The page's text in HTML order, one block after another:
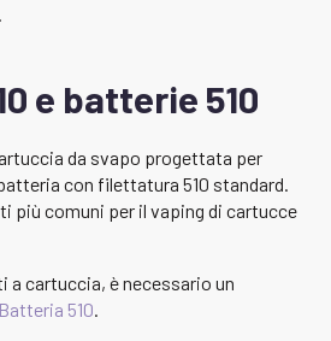
e batterie 510
da svapo progettata per
con filettatura 510 standard.
più comuni per il vaping di cartucce
a cartuccia, è necessario un
Batteria 510.